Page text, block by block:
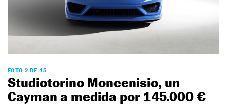
FOTO 2 DE 15
Studiotorino Moncenisio, un
Cayman a medida por 145.000 €